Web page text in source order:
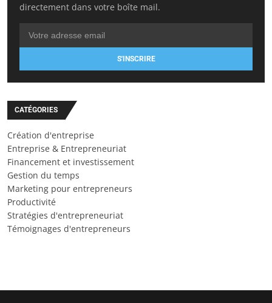
directement dans votre boîte mail.
S'INSCRIRE
CATÉGORIES
Création d'entreprise
Entreprise & Entrepreneuriat
Financement et investissement
Gestion du temps
Marketing pour entrepreneurs
Productivité
Stratégies d'entrepreneuriat
Témoignages d'entrepreneurs